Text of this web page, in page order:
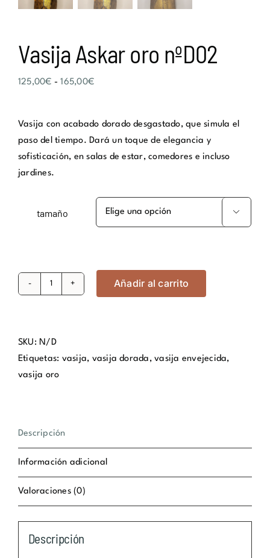
Vasija Askar oro nºD02
125,00€ - 165,00€Rango
desde
125,00€
hasta
Vasija con acabado dorado desgastado, que simula el
paso del tiempo. Dará un toque de elegancia y
sofisticación, en salas de estar, comedores e incluso
jardines.
tamaño 
nºD02
cantidad
Añadir al carrito
SKU: N/D
Etiquetas: vasija, vasija dorada ,vasija envejecida,
vasija oro
Descripción
Información adicional
Valoraciones (0)
Descripción